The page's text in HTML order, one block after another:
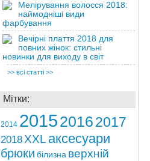
Мелірування волосся 2018:
наймодніші види
фарбування
Вечірні плаття 2018 для
повних жінок: стильні
новинки для виходу в світ
>> всі статті >>
Мітки:
2014 201520162017
2018 ХХL аксесуари
брюки білизна верхній